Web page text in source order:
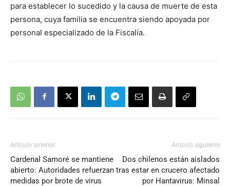
para establecer lo sucedido y la causa de muerte de esta
persona, cuya familia se encuentra siendo apoyada por
personal especializado de la Fiscalía.
Artículo anterior
Cardenal Samoré se mantiene
abierto: Autoridades refuerzan
medidas por brote de virus
Artículo siguiente
Dos chilenos están aislados
tras estar en crucero afectado
por Hantavirus: Minsal